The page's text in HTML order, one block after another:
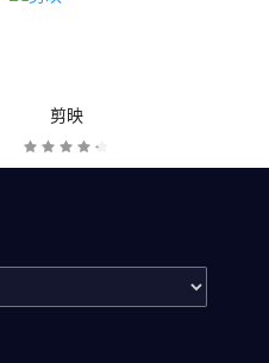
剪映